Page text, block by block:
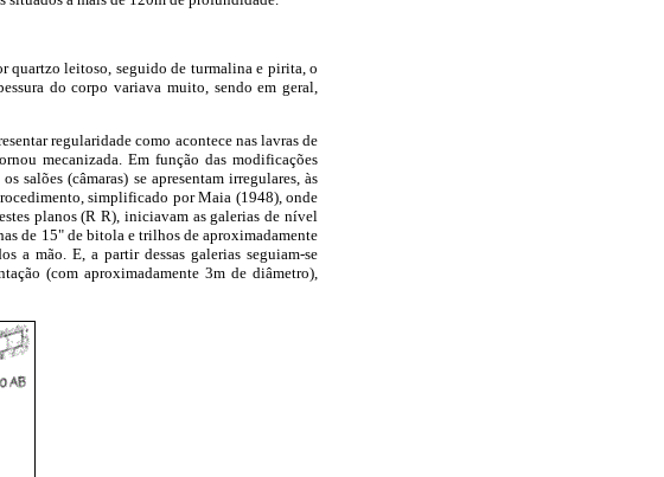
leitoso, seguido de turmalina e pirita, o
do corpo variava muito, sendo em geral,
regularidade como acontece nas lavras de
mecanizada. Em função das modificações
salões (câmaras) se apresentam irregulares, às
simplificado por Maia (1948), onde
planos (R R), iniciavam as galerias de nível
de 15" de bitola e trilhos de aproximadamente
a mão. E, a partir dessas galerias seguiam-se
(com aproximadamente 3m de diâmetro),